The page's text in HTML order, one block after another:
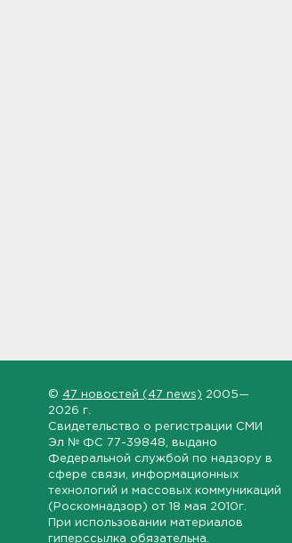
© 47 новостей (47 news) 2005—
2026 г.
Свидетельство о регистрации СМИ
Эл № ФС 77-39848 , выдано
Федеральной службой по надзору в
сфере связи, информационных
технологий и массовых коммуникаций
(Роскомнадзор) от 18 мая 2010г.
При использовании материалов
гиперссылка обязательна.